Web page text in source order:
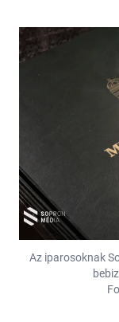
Az iparosoknak